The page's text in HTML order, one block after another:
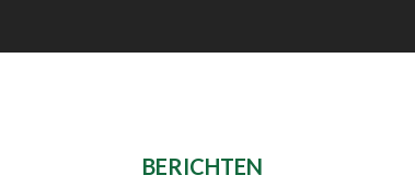
BERICHTEN